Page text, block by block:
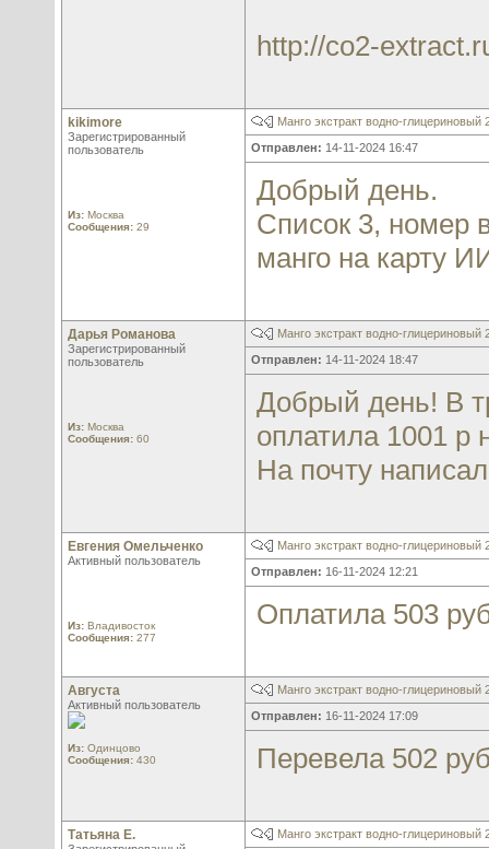
http://co2-
kikimore
Зарегистрированный
пользователь
Из: Москва
Сообщения: 29
Манго экстракт водно-глицериновый
Отправлен: 14-11-2024 16:47
Добрый день.
Список 3, номер
манго на карту
Дарья Романова
Зарегистрированный
пользователь
Из: Москва
Сообщения: 60
Манго экстракт водно-глицериновый
Отправлен: 14-11-2024 18:47
Добрый день! В
оплатила 1001 р
На почту
Евгения Омельченко
Активный пользователь
Из: Владивосток
Сообщения: 277
Манго экстракт водно-глицериновый
Отправлен: 16-11-2024 12:21
Оплатила 503
Августа
Активный пользователь
Из: Одинцово
Сообщения: 430
Манго экстракт водно-глицериновый
Отправлен: 16-11-2024 17:09
Перевела 502
Татьяна Е. Манго экстракт водно-глицериновый